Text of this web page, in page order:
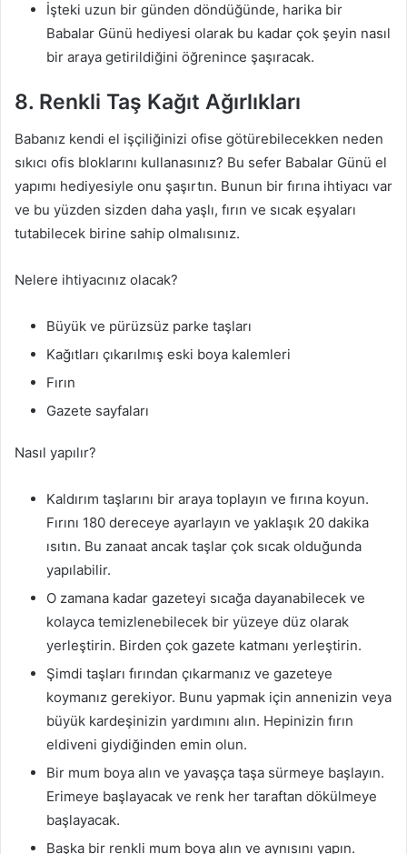
İşteki uzun bir günden döndüğünde, harika bir
Babalar Günü hediyesi olarak bu kadar çok şeyin nasıl
bir araya getirildiğini öğrenince şaşıracak.
8. Renkli Taş Kağıt Ağırlıkları
Babanız kendi el işçiliğinizi ofise götürebilecekken neden
sıkıcı ofis bloklarını kullanasınız? Bu sefer Babalar Günü el
yapımı hediyesiyle onu şaşırtın. Bunun bir fırına ihtiyacı var
ve bu yüzden sizden daha yaşlı, fırın ve sıcak eşyaları
tutabilecek birine sahip olmalısınız.
Nelere ihtiyacınız olacak?
Büyük ve pürüzsüz parke taşları
Kağıtları çıkarılmış eski boya kalemleri
Fırın
Gazete sayfaları
Nasıl yapılır?
Kaldırım taşlarını bir araya toplayın ve fırına koyun.
Fırını 180 dereceye ayarlayın ve yaklaşık 20 dakika
ısıtın. Bu zanaat ancak taşlar çok sıcak olduğunda
yapılabilir.
O zamana kadar gazeteyi sıcağa dayanabilecek ve
kolayca temizlenebilecek bir yüzeye düz olarak
yerleştirin. Birden çok gazete katmanı yerleştirin.
Şimdi taşları fırından çıkarmanız ve gazeteye
koymanız gerekiyor. Bunu yapmak için annenizin veya
büyük kardeşinizin yardımını alın. Hepinizin fırın
eldiveni giydiğinden emin olun.
Bir mum boya alın ve yavaşça taşa sürmeye başlayın.
Erimeye başlayacak ve renk her taraftan dökülmeye
başlayacak.
Başka bir renkli mum boya alın ve aynısını yapın.